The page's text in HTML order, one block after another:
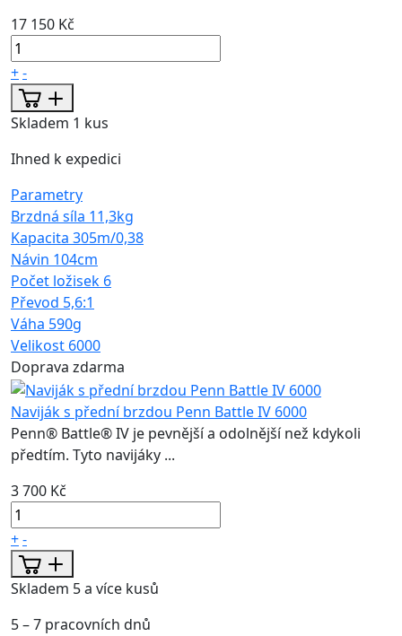
17 150 Kč
+-
Skladem 1 kus
Ihned k expedici
Parametry
Brzdná síla 11,3kg
Kapacita 305m/0,38
Návin 104cm
Počet ložisek 6
Převod 5,6:1
Váha 590g
Velikost 6000
Doprava zdarma
Naviják s přední brzdou Penn Battle IV 6000
Penn® Battle® IV je pevnější a odolnější než kdykoli
předtím. Tyto navijáky ...
3 700 Kč
+-
Skladem 5 a více kusů
5 – 7 pracovních dnů